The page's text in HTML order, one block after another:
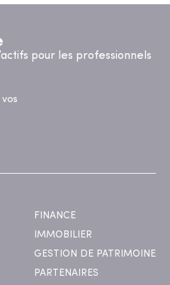
pour les professionnels
FINANCE
IMMOBILIER
GESTION DE PATRIMOINE
PARTENAIRES